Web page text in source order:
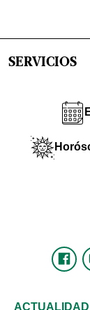
SERVICIOS
ACTUALIDAD